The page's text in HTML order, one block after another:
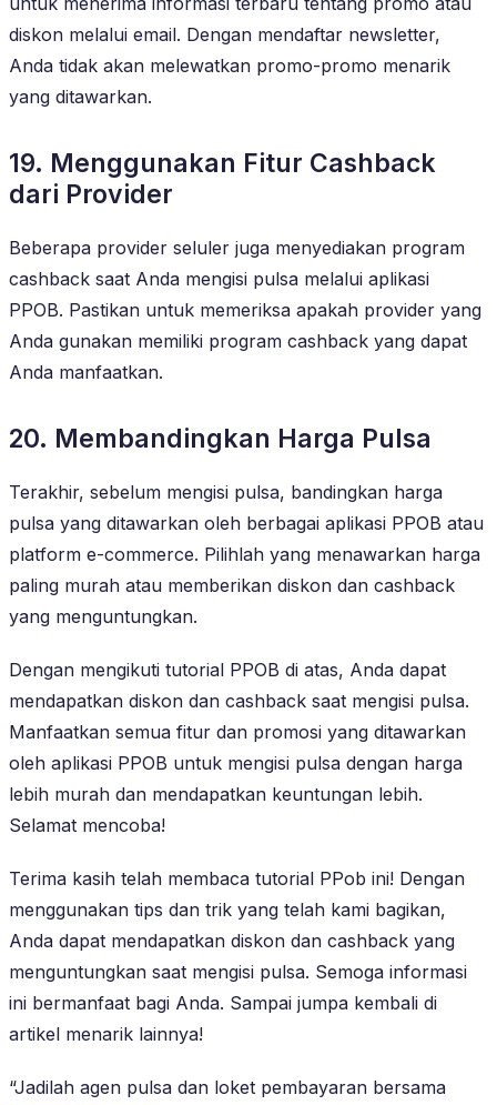
diskon melalui email. Dengan mendaftar newsletter,
Anda tidak akan melewatkan promo-promo menarik
yang ditawarkan.
19. Menggunakan Fitur Cashback
dari Provider
Beberapa provider seluler juga menyediakan program
cashback saat Anda mengisi pulsa melalui aplikasi
PPOB. Pastikan untuk memeriksa apakah provider yang
Anda gunakan memiliki program cashback yang dapat
Anda manfaatkan.
20. Membandingkan Harga Pulsa
Terakhir, sebelum mengisi pulsa, bandingkan harga
pulsa yang ditawarkan oleh berbagai aplikasi PPOB atau
platform e-commerce. Pilihlah yang menawarkan harga
paling murah atau memberikan diskon dan cashback
yang menguntungkan.
Dengan mengikuti tutorial PPOB di atas, Anda dapat
mendapatkan diskon dan cashback saat mengisi pulsa.
Manfaatkan semua fitur dan promosi yang ditawarkan
oleh aplikasi PPOB untuk mengisi pulsa dengan harga
lebih murah dan mendapatkan keuntungan lebih.
Selamat mencoba!
Terima kasih telah membaca tutorial PPob ini! Dengan
menggunakan tips dan trik yang telah kami bagikan,
Anda dapat mendapatkan diskon dan cashback yang
menguntungkan saat mengisi pulsa. Semoga informasi
ini bermanfaat bagi Anda. Sampai jumpa kembali di
artikel menarik lainnya!
“Jadilah agen pulsa dan loket pembayaran bersama